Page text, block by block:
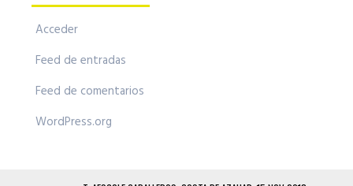
Acceder
Feed de entradas
Feed de comentarios
WordPress.org